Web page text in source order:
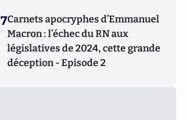
7Carnets apocryphes d’Emmanuel
Macron : l’échec du RN aux
législatives de 2024, cette grande
déception - Episode 2